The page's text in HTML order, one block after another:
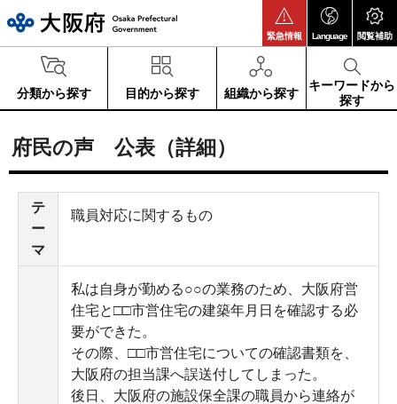
緊急情報 Language 閲覧補助
分類から探す 目的から探す 組織から探す
キーワードから
探す
府民の声 公表（詳細）
テ
ー
マ
職員対応に関するもの
私は自身が勤める○○の業務のため、大阪府営
住宅と□□市営住宅の建築年月日を確認する必
要ができた。
その際、□□市営住宅についての確認書類を、
大阪府の担当課へ誤送付してしまった。
後日、大阪府の施設保全課の職員から連絡が